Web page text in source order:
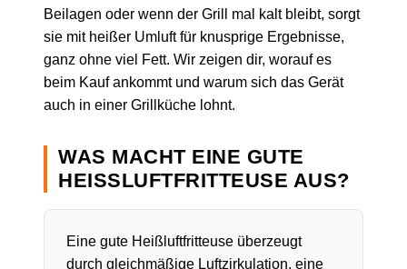
Beilagen oder wenn der Grill mal kalt bleibt, sorgt
sie mit heißer Umluft für knusprige Ergebnisse,
ganz ohne viel Fett. Wir zeigen dir, worauf es
beim Kauf ankommt und warum sich das Gerät
auch in einer Grillküche lohnt.
WAS MACHT EINE GUTE
HEISSLUFTFRITTEUSE AUS?
Eine gute Heißluftfritteuse überzeugt
durch gleichmäßige Luftzirkulation, eine